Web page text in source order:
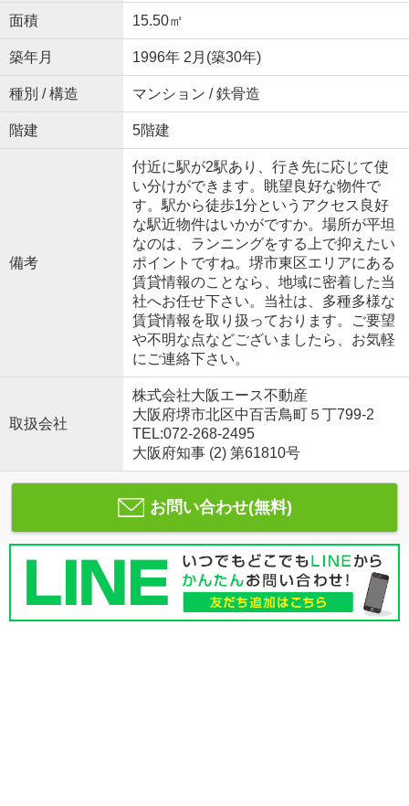
面積 15.50㎡
築年月 1996年 2月(築30年)
種別 / 構造 マンション / 鉄骨造
階建 5階建
備考
付近に駅が2駅あり、行き先に応じて使
い分けができます。眺望良好な物件で
す。駅から徒歩1分というアクセス良好
な駅近物件はいかがですか。場所が平坦
なのは、ランニングをする上で抑えたい
ポイントですね。堺市東区エリアにある
賃貸情報のことなら、地域に密着した当
社へお任せ下さい。当社は、多種多様な
賃貸情報を取り扱っております。ご要望
や不明な点などございましたら、お気軽
にご連絡下さい。
取扱会社
株式会社大阪エース不動産
大阪府堺市北区中百舌鳥町５丁799-2
TEL:072-268-2495
大阪府知事 (2) 第61810号
お問い合わせ(無料)